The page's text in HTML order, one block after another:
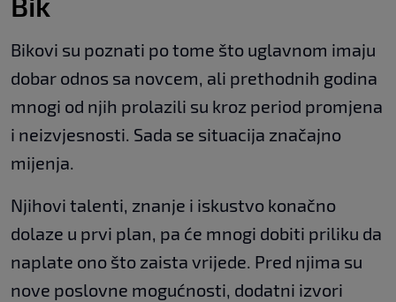
Bikovi su poznati po tome što uglavnom imaju
dobar odnos sa novcem, ali prethodnih godina
mnogi od njih prolazili su kroz period promjena
i neizvjesnosti. Sada se situacija značajno
mijenja.
Njihovi talenti, znanje i iskustvo konačno
dolaze u prvi plan, pa će mnogi dobiti priliku da
naplate ono što zaista vrijede. Pred njima su
nove poslovne mogućnosti, dodatni izvori